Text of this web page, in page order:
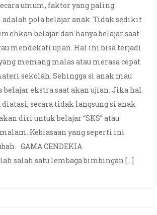
umum, faktor yang paling
pola belajar anak. Tidak sedikit
belajar dan hanya belajar saat
mendekati ujian. Hal ini bisa terjadi
memang malas atau merasa cepat
sekolah. Sehingga si anak mau
belajar ekstra saat akan ujian. Jika hal
secara tidak langsung si anak
diri untuk belajar “SKS” atau
Kebiasaan yang seperti ini
GAMA CENDEKIA
salah satu lembaga bimbingan […]